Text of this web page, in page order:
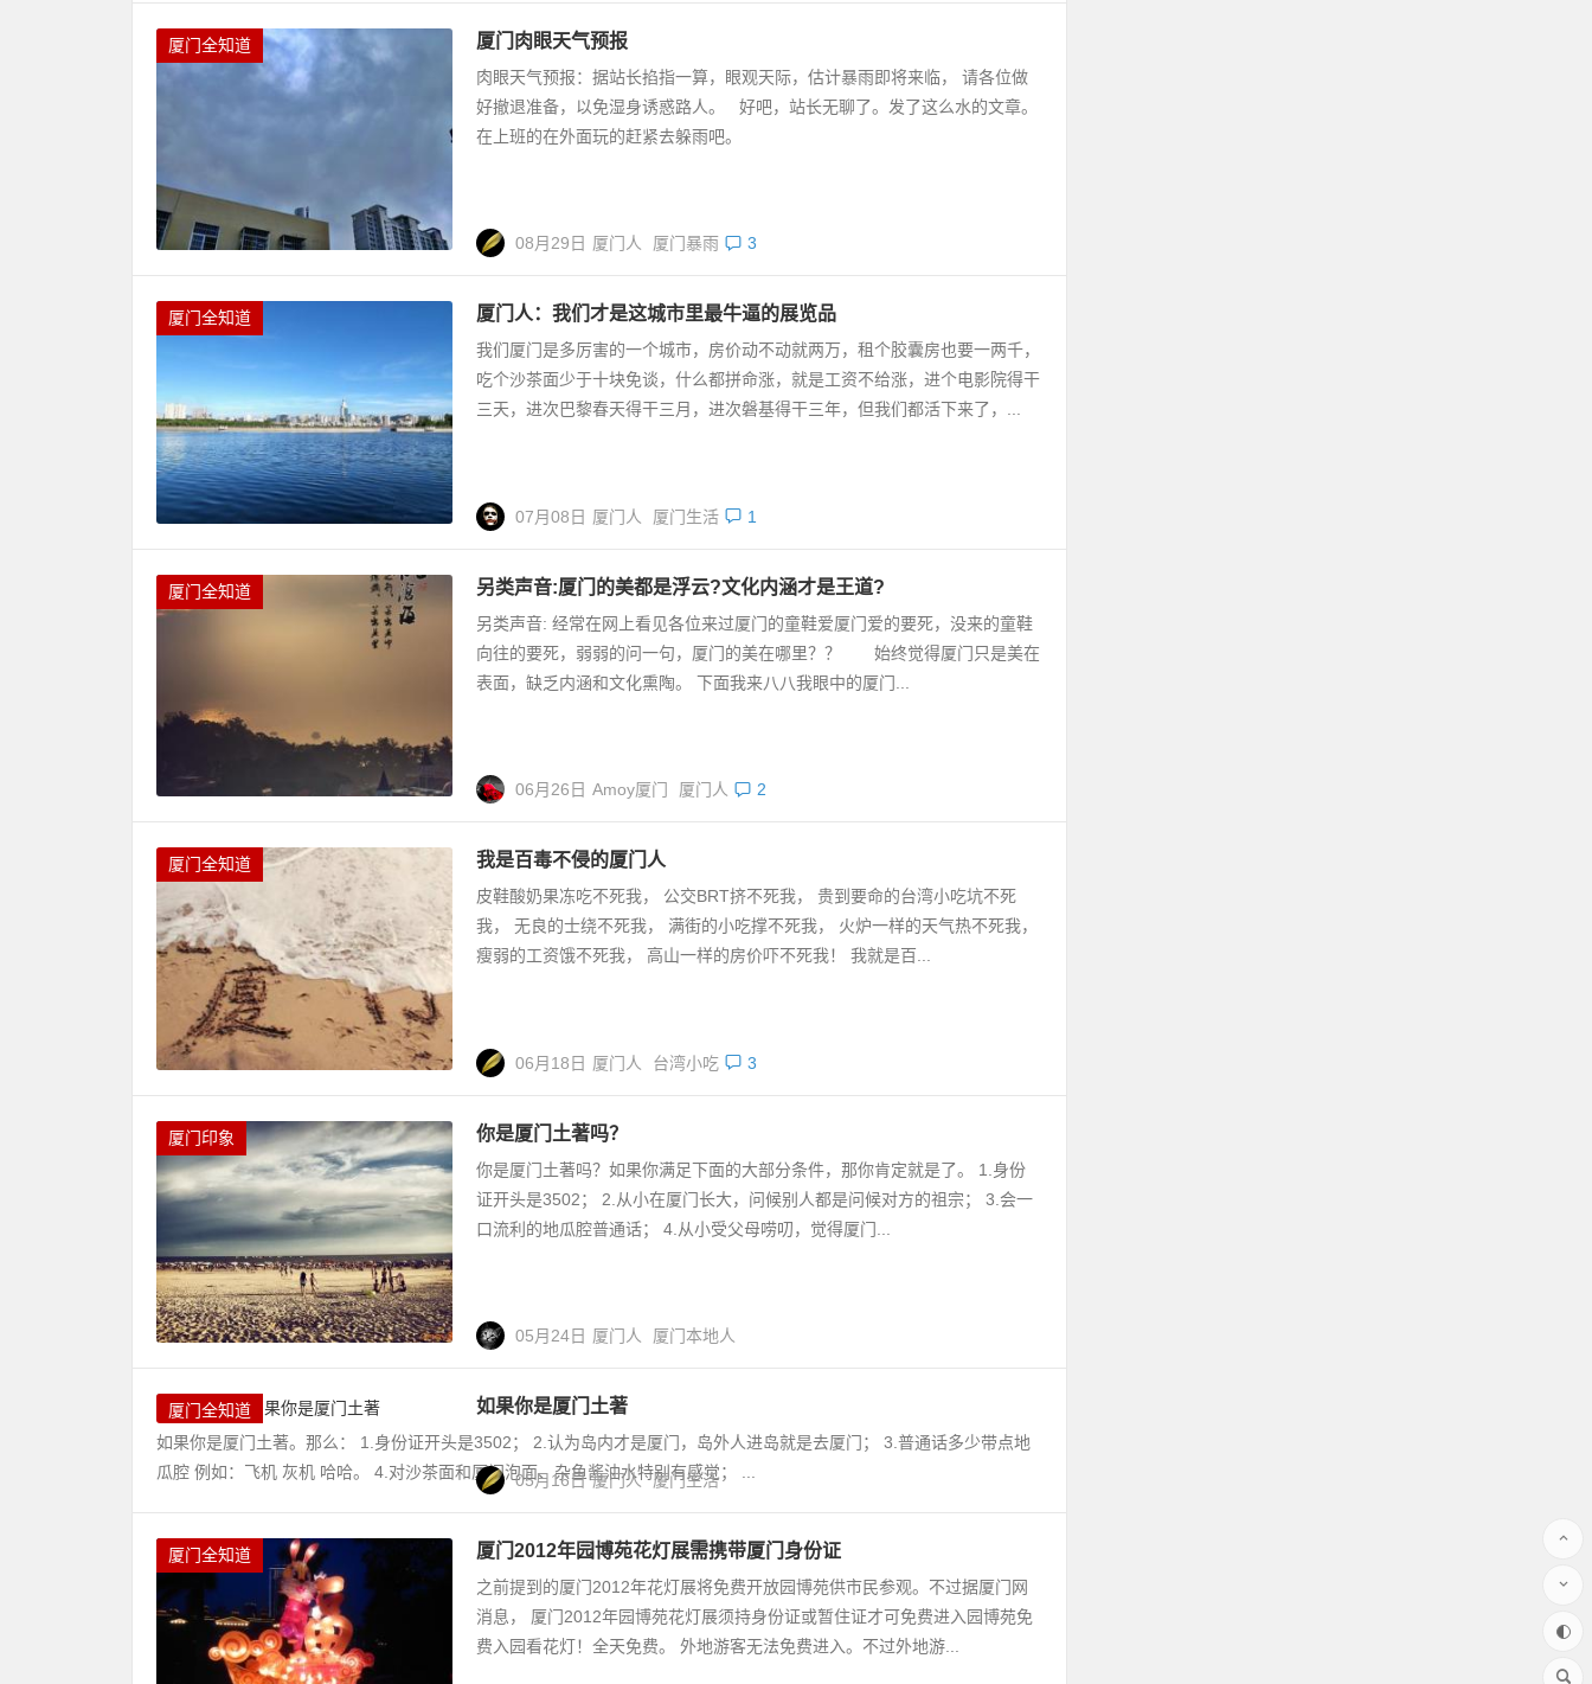
厦门全知道 厦门肉眼天气预报
肉眼天气预报：据站长掐指一算，眼观天际，估计暴雨即将来临， 请各位做
好撤退准备，以免湿身诱惑路人。 好吧，站长无聊了。发了这么水的文章。
在上班的在外面玩的赶紧去躲雨吧。
08月29日 厦门人 厦门暴雨 3
厦门全知道 厦门人：我们才是这城市里最牛逼的展览品
我们厦门是多厉害的一个城市，房价动不动就两万，租个胶囊房也要一两千，
吃个沙茶面少于十块免谈，什么都拼命涨，就是工资不给涨，进个电影院得干
三天，进次巴黎春天得干三月，进次磐基得干三年，但我们都活下来了，...
07月08日 厦门人 厦门生活 1
厦门全知道 另类声音:厦门的美都是浮云?文化内涵才是王道?
另类声音: 经常在网上看见各位来过厦门的童鞋爱厦门爱的要死，没来的童鞋
向往的要死，弱弱的问一句，厦门的美在哪里？？ 始终觉得厦门只是美在
表面，缺乏内涵和文化熏陶。 下面我来八八我眼中的厦门...
06月26日 Amoy厦门 厦门人 2
厦门全知道 我是百毒不侵的厦门人
皮鞋酸奶果冻吃不死我， 公交BRT挤不死我， 贵到要命的台湾小吃坑不死
我， 无良的士绕不死我， 满街的小吃撑不死我， 火炉一样的天气热不死我，
瘦弱的工资饿不死我， 高山一样的房价吓不死我！ 我就是百...
06月18日 厦门人 台湾小吃 3
厦门印象 你是厦门土著吗？
你是厦门土著吗？如果你满足下面的大部分条件，那你肯定就是了。 1.身份
证开头是3502； 2.从小在厦门长大，问候别人都是问候对方的祖宗； 3.会一
口流利的地瓜腔普通话； 4.从小受父母唠叨，觉得厦门...
05月24日 厦门人 厦门本地人
厦门全知道 如果你是厦门土著
如果你是厦门土著。那么： 1.身份证开头是3502； 2.认为岛内才是厦门，岛外人进岛就是去厦门； 3.普通话多少带点地
瓜腔 例如：飞机 灰机 哈哈。 4.对沙茶面和厦门泡面、杂鱼酱油水特别有感觉； ...
05月16日 厦门人 厦门生活
厦门全知道 厦门2012年园博苑花灯展需携带厦门身份证
之前提到的厦门2012年花灯展将免费开放园博苑供市民参观。不过据厦门网
消息， 厦门2012年园博苑花灯展须持身份证或暂住证才可免费进入园博苑免
费入园看花灯！全天免费。 外地游客无法免费进入。不过外地游...